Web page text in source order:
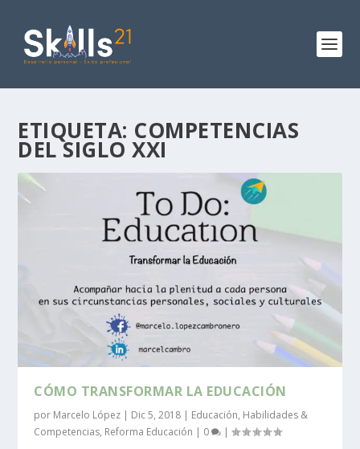
ETIQUETA: COMPETENCIAS
DEL SIGLO XXI
CÓMO TRANSFORMAR LA EDUCACIÓN
por Marcelo López | Dic 5, 2018 | Educación, Habilidades &
Competencias, Reforma Educación | 0 |